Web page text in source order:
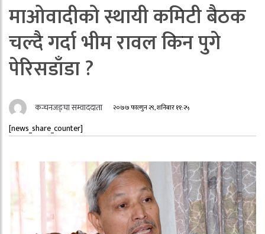
माओवादीको स्थायी कमिटी बैठक
चल्दै गर्दा भीम रावल किन पुगे
पेरिसडाँडा ?
कन्चनजङ्घा सम्वाददाता २०७७ फाल्गुन २९, शनिबार ११:२५
[news_share_counter]